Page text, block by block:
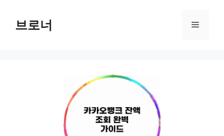
브로너 메